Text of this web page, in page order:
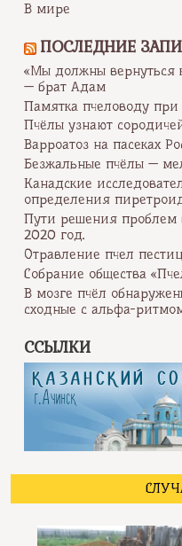
В мире
ПОСЛЕДНИЕ
«Мы должны вернуться
— брат Адам
Памятка пчеловоду при
Пчёлы узнают
Варроатоз на пасеках
Безжальные пчёлы —
Канадские
определения
Пути решения проблем
2020 год.
Отравление пчел
Собрание общества
В мозге пчёл
сходные с альфа-
ССЫЛКИ